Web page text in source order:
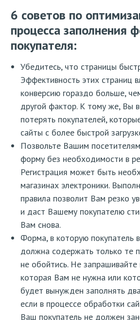
6 советов по
процесса заполнения
покупателя:
Убедитесь, что страницы
Эффективность этих страниц
конверсию гораздо больше,
другой фактор. К тому же, Вы
потерять покупателей,
сайты с более быстрой
Позвольте Вашим
форму без необходимости в
Регистрация может быть
магазинах электроники.
правила позволит Вам резко
и даст Вашему покупателю
Вам снова.
Форма, в которую покупатель
должна содержать только те
не обойтись. Не
которая Вам не нужна или
будет вынужден заполнять
если в процессе обработки
Ваш покупатель не должен